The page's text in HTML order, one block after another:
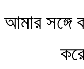
আমার সঙ্গে